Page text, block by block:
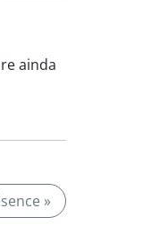
ainda
»